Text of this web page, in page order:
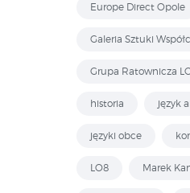
Europe Direct Opole
Galeria Sztuki
Grupa Ratownicza
historia język
języki obce
LO8 Marek